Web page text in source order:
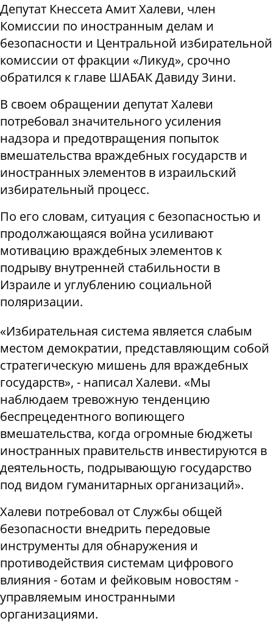
Депутат Кнессета Амит Халеви, член
Комиссии по иностранным делам и
безопасности и Центральной избирательной
комиссии от фракции «Ликуд», срочно
обратился к главе ШАБАК Давиду Зини.
В своем обращении депутат Халеви
потребовал значительного усиления
надзора и предотвращения попыток
вмешательства враждебных государств и
иностранных элементов в израильский
избирательный процесс.
По его словам, ситуация с безопасностью и
продолжающаяся война усиливают
мотивацию враждебных элементов к
подрыву внутренней стабильности в
Израиле и углублению социальной
поляризации.
«Избирательная система является слабым
местом демократии, представляющим собой
стратегическую мишень для враждебных
государств», - написал Халеви. «Мы
наблюдаем тревожную тенденцию
беспрецедентного вопиющего
вмешательства, когда огромные бюджеты
иностранных правительств инвестируются в
деятельность, подрывающую государство
под видом гуманитарных организаций».
Халеви потребовал от Службы общей
безопасности внедрить передовые
инструменты для обнаружения и
противодействия системам цифрового
влияния - ботам и фейковым новостям -
управляемым иностранными
организациями.